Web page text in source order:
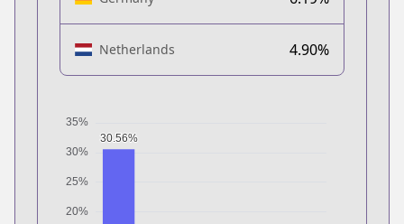
Netherlands 4.90%